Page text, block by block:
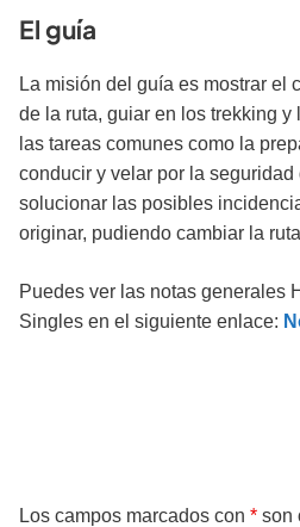
El guía
La misión del guía es mostrar el
de la ruta, guiar en los trekking
las tareas comunes como la
conducir y velar por la seguridad
solucionar las posibles
originar, pudiendo cambiar la
Puedes ver las notas generales
Singles en el siguiente enlace:
Los campos marcados con * son